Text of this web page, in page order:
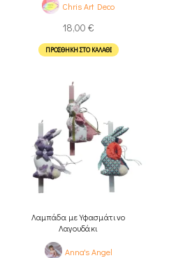
Chris Art Deco
18,00 €
ΠΡΟΣΘΉΚΗ ΣΤΟ ΚΑΛΆΘΙ
Λαμπάδα με Υφασμάτινο
Λαγουδάκι
Anna's Angel